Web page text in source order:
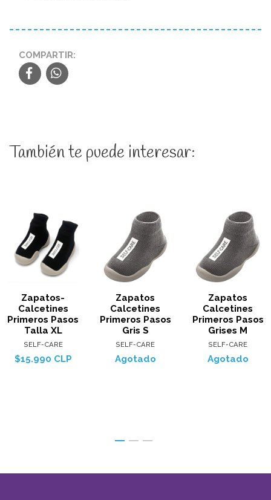
COMPARTIR:
También te puede interesar:
Zapatos-
Calcetines
Primeros Pasos
Talla XL
SELF-CARE
$15.990 CLP
Zapatos
Calcetines
Primeros Pasos
Gris S
SELF-CARE
Agotado
Zapatos
Calcetines
Primeros Pasos
Grises M
SELF-CARE
Agotado